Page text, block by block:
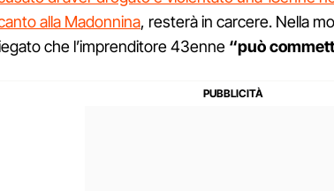
alla Madonnina, resterà in carcere. Nella
che l’imprenditore 43enne “può